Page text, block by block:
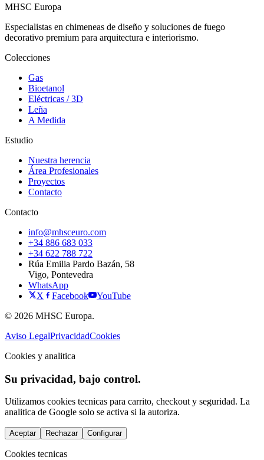
MHSC Europa
Especialistas en chimeneas de diseño y soluciones de fuego
decorativo premium para arquitectura e interiorismo.
Colecciones
Gas
Bioetanol
Eléctricas / 3D
Leña
A Medida
Estudio
Nuestra herencia
Área Profesionales
Proyectos
Contacto
Contacto
info@mhsceuro.com
+34 886 683 033
+34 622 788 722
Rúa Emilia Pardo Bazán, 58
Vigo, Pontevedra
WhatsApp
X
Facebook
YouTube
© 2026 MHSC Europa.
Aviso LegalPrivacidadCookies
Cookies y analitica
Su privacidad, bajo control.
Utilizamos cookies tecnicas para carrito, checkout y seguridad. La
analitica de Google solo se activa si la autoriza.
Aceptar Rechazar Configurar
Cookies tecnicas